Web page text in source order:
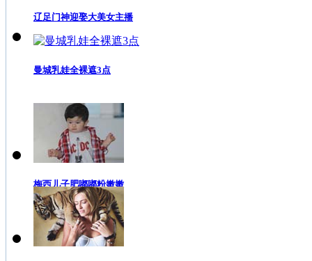
辽足门神迎娶大美女主播
曼城乳娃全裸遮3点
梅西儿子肥嘟嘟粉嫩嫩